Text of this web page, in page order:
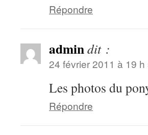
Répondre
admindit :
24 février 2011 à 19 h
Les photos du
Répondre